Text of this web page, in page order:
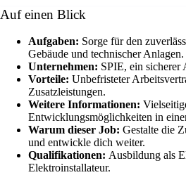
Auf einen Blick
Aufgaben: Sorge für den
Gebäude und technischer Anlagen.
Unternehmen: SPIE, ein sicherer
Vorteile: Unbefristeter
Zusatzleistungen.
Weitere Informationen:
Entwicklungsmöglichkeiten in
Warum dieser Job: Gestalte die
und entwickle dich weiter.
Qualifikationen: Ausbildung als
Elektroinstallateur.